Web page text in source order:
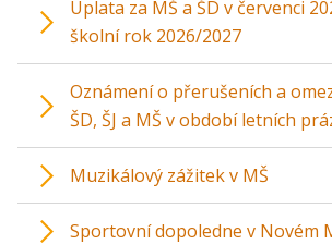
Úplata za MŠ a ŠD v červenci
školní rok 2026/2027
Oznámení o přerušeních a
ŠD, ŠJ a MŠ v období letních
Muzikálový zážitek v MŠ
Sportovní dopoledne v Novém